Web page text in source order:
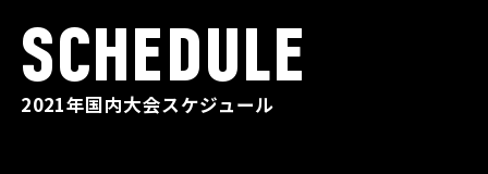
SCHEDULE
2021年国内大会スケジュール